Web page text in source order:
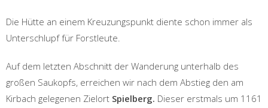
Die Hütte an einem Kreuzungspunkt diente schon immer als
Unterschlupf für Forstleute.
Auf dem letzten Abschnitt der Wanderung unterhalb des
großen Saukopfs, erreichen wir nach dem Abstieg den am
Kirbach gelegenen Zielort Spielberg. Dieser erstmals um 1161